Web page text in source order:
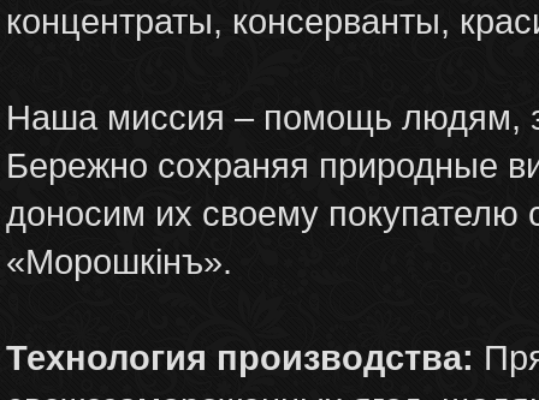
концентраты, консерванты,
Наша миссия – помощь людям,
Бережно сохраняя природные
доносим их своему
«Морошкiнъ».
Технология производства: